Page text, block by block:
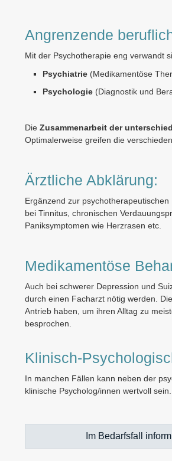
Angrenzende
Mit der Psychotherapie eng verwandt
Psychiatrie (Medikamentöse
Psychologie (Diagnostik und
Die Zusammenarbeit der
Optimalerweise greifen die
Ärztliche Abklärung:
Ergänzend zur
bei Tinnitus, chronischen
Paniksymptomen wie Herzrasen etc.
Medikamentöse
Auch bei schwerer Depression und
durch einen Facharzt nötig werden.
Antrieb haben, um ihren Alltag zu
besprochen.
Klinisch-
In manchen Fällen kann neben der
klinische Psycholog/innen wertvoll sein.
Im Bedarfsfall